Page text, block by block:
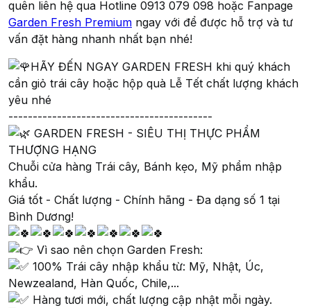
quên liên hệ qua Hotline 0913 079 098 hoặc Fanpage
Garden Fresh Premium ngay với để được hỗ trợ và tư
vấn đặt hàng nhanh nhất bạn nhé!
HÃY ĐẾN NGAY GARDEN FRESH khi quý khách
cần giỏ trái cây hoặc hộp quà Lễ Tết chất lượng khách
yêu nhé
------------------------------------------
GARDEN FRESH - SIÊU THỊ THỰC PHẨM
THƯỢNG HẠNG
Chuỗi cửa hàng Trái cây, Bánh kẹo, Mỹ phẩm nhập
khẩu.
Giá tốt - Chất lượng - Chính hãng - Đa dạng số 1 tại
Bình Dương!
Vì sao nên chọn Garden Fresh:
100% Trái cây nhập khẩu từ: Mỹ, Nhật, Úc,
Newzealand, Hàn Quốc, Chile,...
Hàng tươi mới, chất lượng cập nhật mỗi ngày.